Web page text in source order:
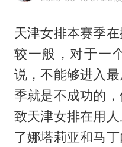
天津女排本赛季
较一般，对于一
说，不能够进入
季就是不成功的
致天津女排在用
了娜塔莉亚和马